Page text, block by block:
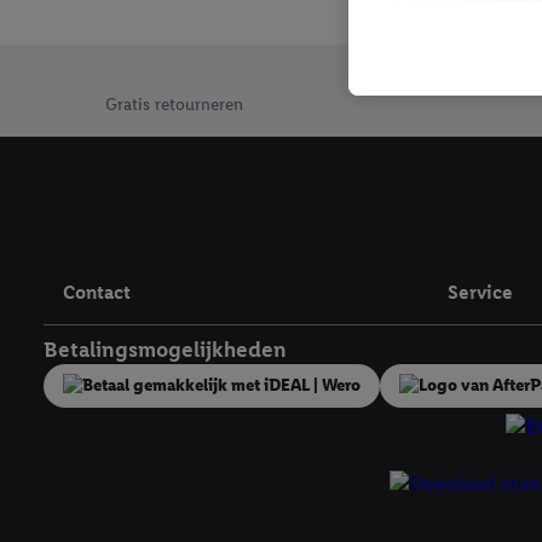
Gratis retourneren
Contact Service
Betalingsmogelijkheden
Als je hiervoor
eerder interesse hebt
mailadres en met
Onder "Aanpassen"
Door te klikken op
technieken worden
Door op "Akkoord" te
inclusief over de
trekken, vind je in onze